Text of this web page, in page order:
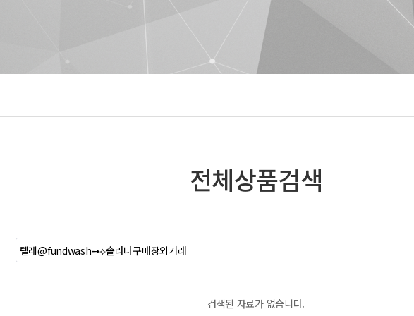
전체상품검색
검색된 자료가 없습니다.